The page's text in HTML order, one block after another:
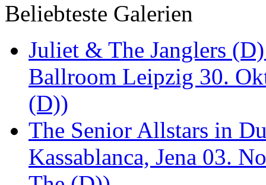
Beliebteste Galerien
Juliet & The Janglers
Ballroom Leipzig 30.
(D))
The Senior Allstars in
Kassablanca, Jena 03.